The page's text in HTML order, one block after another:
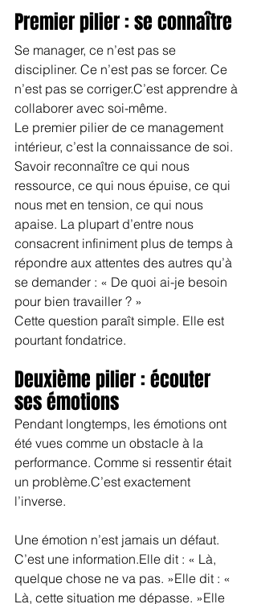
Premier pilier : se connaître
Se manager, ce n’est pas se
discipliner. Ce n’est pas se forcer. Ce
n’est pas se corriger.C’est apprendre à
collaborer avec soi-même.
Le premier pilier de ce management
intérieur, c’est la connaissance de soi.
Savoir reconnaître ce qui nous
ressource, ce qui nous épuise, ce qui
nous met en tension, ce qui nous
apaise. La plupart d’entre nous
consacrent infiniment plus de temps à
répondre aux attentes des autres qu’à
se demander : « De quoi ai-je besoin
pour bien travailler ? »
Cette question paraît simple. Elle est
pourtant fondatrice.
Deuxième pilier : écouter
ses émotions
Pendant longtemps, les émotions ont
été vues comme un obstacle à la
performance. Comme si ressentir était
un problème.C’est exactement
l’inverse.
Une émotion n’est jamais un défaut.
C’est une information.Elle dit : « Là,
quelque chose ne va pas. »Elle dit : «
Là, cette situation me dépasse. »Elle